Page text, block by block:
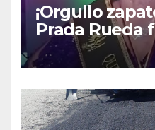
¡Orgullo
Prada Rueda
Reina
the Universe,